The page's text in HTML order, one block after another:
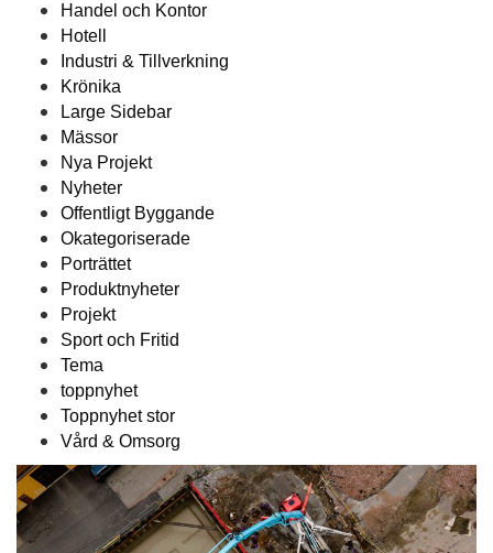
Handel och Kontor
Hotell
Industri & Tillverkning
Krönika
Large Sidebar
Mässor
Nya Projekt
Nyheter
Offentligt Byggande
Okategoriserade
Porträttet
Produktnyheter
Projekt
Sport och Fritid
Tema
toppnyhet
Toppnyhet stor
Vård & Omsorg